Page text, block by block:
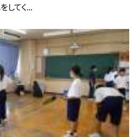
してく...